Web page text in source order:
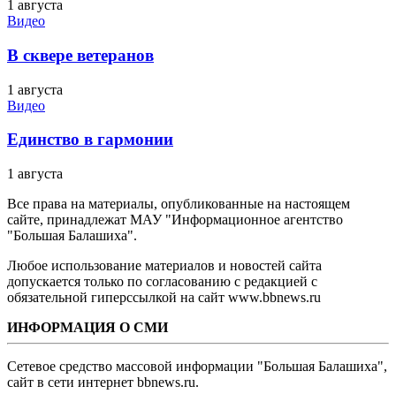
1 августа
Видео
В сквере ветеранов
1 августа
Видео
Единство в гармонии
1 августа
Все права на материалы, опубликованные на настоящем
сайте, принадлежат МАУ "Информационное агентство
"Большая Балашиха".
Любое использование материалов и новостей сайта
допускается только по согласованию с редакцией с
обязательной гиперссылкой на сайт www.bbnews.ru
ИНФОРМАЦИЯ О СМИ
Сетевое средство массовой информации "Большая Балашиха",
сайт в сети интернет bbnews.ru.